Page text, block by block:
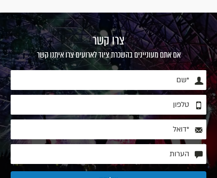
צרו קשר
אם אתם מעוניינים בהשכרת ציוד לארועים צרו איתנו קשר